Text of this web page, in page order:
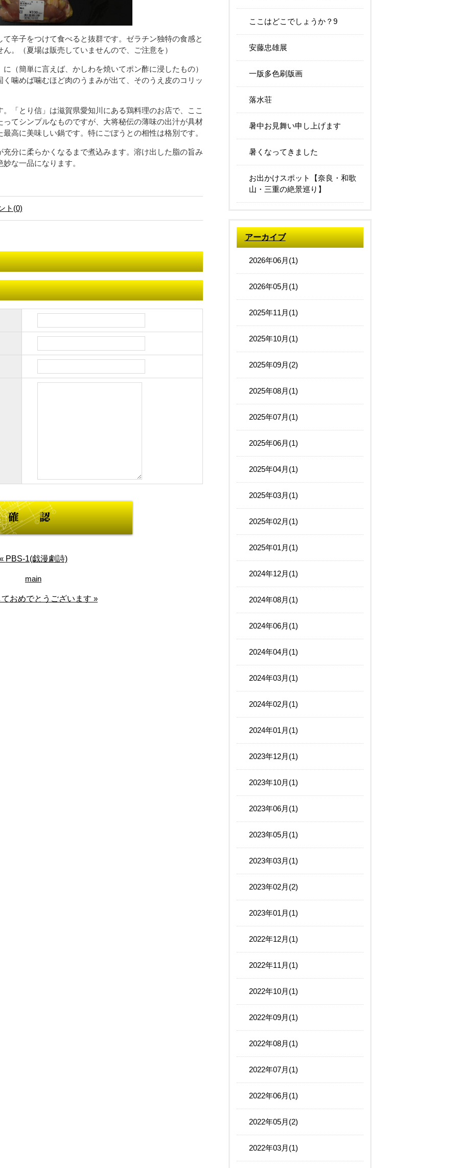
辛子をつけて食べると抜群です。ゼラチン独特の食感と
。（夏場は販売していませんので、ご注意を）
（簡単に言えば、かしわを焼いてポン酢に浸したもの）
噛めば噛むほど肉のうまみが出て、そのうえ皮のコリッ
「とり信」は滋賀県愛知川にある鶏料理のお店で、ここ
てシンプルなものですが、大将秘伝の薄味の出汁が具材
高に美味しい鍋です。特にごぼうとの相性は格別です。
分に柔らかくなるまで煮込みます。溶け出した脂の旨み
な一品になります。
ト(0)
PBS-1(戯漫劇詩)
main
おめでとうございます »
ここはどこでしょうか？9
安藤忠雄展
一版多色刷版画
落水荘
暑中お見舞い申し上げます
暑くなってきました
お出かけスポット【奈良・和歌
山・三重の絶景巡り】
アーカイブ
2026年06月(1)
2026年05月(1)
2025年11月(1)
2025年10月(1)
2025年09月(2)
2025年08月(1)
2025年07月(1)
2025年06月(1)
2025年04月(1)
2025年03月(1)
2025年02月(1)
2025年01月(1)
2024年12月(1)
2024年08月(1)
2024年06月(1)
2024年04月(1)
2024年03月(1)
2024年02月(1)
2024年01月(1)
2023年12月(1)
2023年10月(1)
2023年06月(1)
2023年05月(1)
2023年03月(1)
2023年02月(2)
2023年01月(1)
2022年12月(1)
2022年11月(1)
2022年10月(1)
2022年09月(1)
2022年08月(1)
2022年07月(1)
2022年06月(1)
2022年05月(2)
2022年03月(1)